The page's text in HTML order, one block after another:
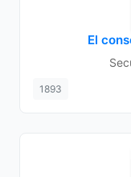
El
1893